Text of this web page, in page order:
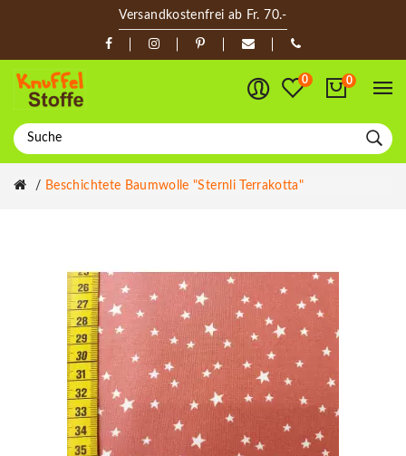
Versandkostenfrei ab Fr. 70.-
0 0
Beschichtete Baumwolle "Sternli Terrakotta"